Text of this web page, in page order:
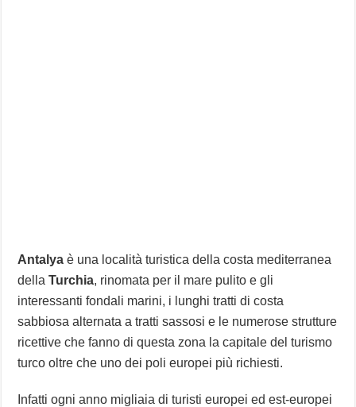
Antalya è una località turistica della costa mediterranea
della Turchia, rinomata per il mare pulito e gli
interessanti fondali marini, i lunghi tratti di costa
sabbiosa alternata a tratti sassosi e le numerose strutture
ricettive che fanno di questa zona la capitale del turismo
turco oltre che uno dei poli europei più richiesti.
Infatti ogni anno migliaia di turisti europei ed est-europei